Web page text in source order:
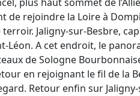
de rejoindre la Loire à
Jaligny-sur-Besbre,
Léon. A cet endroit, le
de Sologne
en rejoignant le fil de la
Retour enfin sur